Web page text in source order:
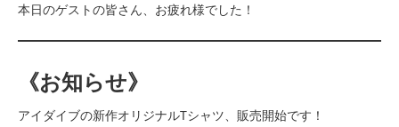
本日のゲストの皆さん、お疲れ様でした！
《お知らせ》
アイダイブの新作オリジナルTシャツ、販売開始です！